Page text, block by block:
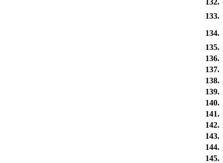
132.
133.
134.
135.
136.
137.
138.
139.
140.
141.
142.
143.
144.
145.